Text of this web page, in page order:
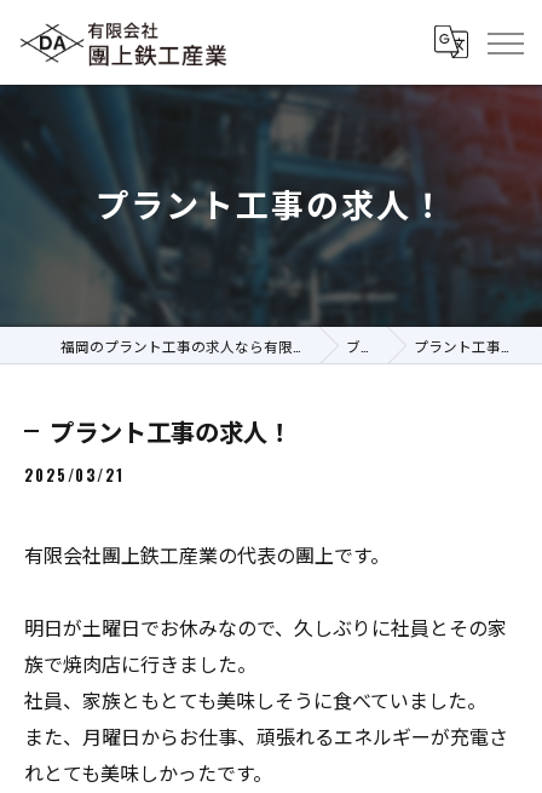
プラント工事の求人！
ブログ プラント工事の求人！
プラント工事の求人！
2025/03/21
有限会社團上鉄工産業の代表の團上です。
明日が土曜日でお休みなので、久しぶりに社員とその家
族で焼肉店に行きました。
社員、家族ともとても美味しそうに食べていました。
また、月曜日からお仕事、頑張れるエネルギーが充電さ
れとても美味しかったです。